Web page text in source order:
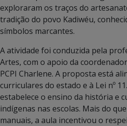
exploraram os traços do
tradição do povo Kadiwéu,
símbolos marcantes.
A atividade foi conduzida pela
Artes, com o apoio da
PCPI Charlene. A proposta está
curriculares do estado e à Lei nº
estabelece o ensino da história e
indígenas nas escolas. Mais do
manuais, a aula incentivou o